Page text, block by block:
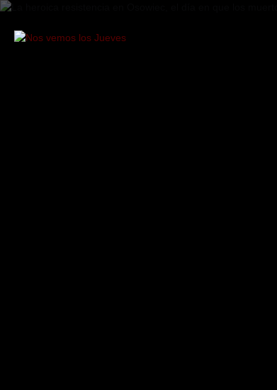
Saltar
contenido
Nos